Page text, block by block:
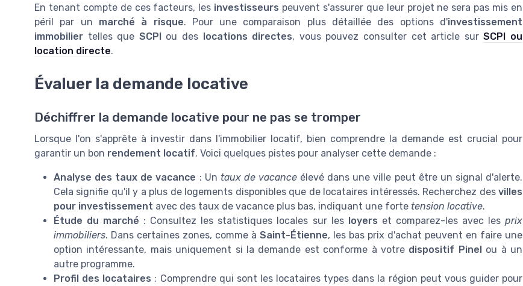
En tenant compte de ces facteurs, les investisseurs peuvent s'assurer que leur projet ne sera pas mis en
péril par un marché à risque. Pour une comparaison plus détaillée des options d'investissement
immobilier telles que SCPI ou des locations directes, vous pouvez consulter cet article surSCPI ou
location directe.
Évaluer la demande locative
Déchiffrer la demande locative pour ne pas se tromper
Lorsque l'on s'apprête à investir dans l'immobilier locatif, bien comprendre la demande est crucial pour
garantir un bon rendement locatif. Voici quelques pistes pour analyser cette demande :
Analyse des taux de vacance : Un taux de vacance élevé dans une ville peut être un signal d'alerte.
Cela signifie qu'il y a plus de logements disponibles que de locataires intéressés. Recherchez des villes
pour investissement avec des taux de vacance plus bas, indiquant une forte tension locative.
Étude du marché : Consultez les statistiques locales sur les loyers et comparez-les avec lesprix
immobiliers. Dans certaines zones, comme à Saint-Étienne, les bas prix d'achat peuvent en faire une
option intéressante, mais uniquement si la demande est conforme à votre dispositif Pinelou à un
autre programme.
Profil des locataires : Comprendre qui sont les locataires types dans la région peut vous guider pour